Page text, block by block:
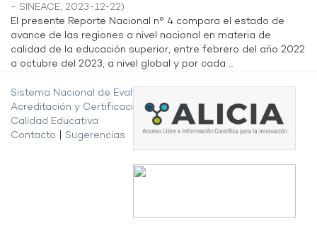
- SINEACE, 2023-12-22)
El presente Reporte Nacional n° 4 compara el estado de
avance de las regiones a nivel nacional en materia de
calidad de la educación superior, entre febrero del año 2022
a octubre del 2023, a nivel global y por cada ...
Sistema Nacional de Evaluación,
Acreditación y Certificación de la
Calidad Educativa
Contacto
Sugerencias